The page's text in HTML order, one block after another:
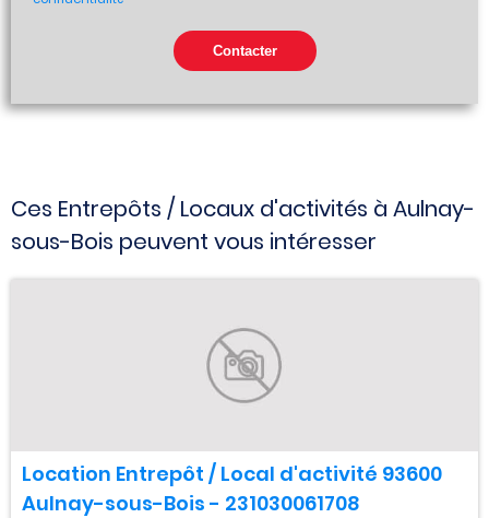
Ces Entrepôts / Locaux d'activités à Aulnay-
sous-Bois peuvent vous intéresser
Location Entrepôt / Local d'activité 93600
Aulnay-sous-Bois - 231030061708